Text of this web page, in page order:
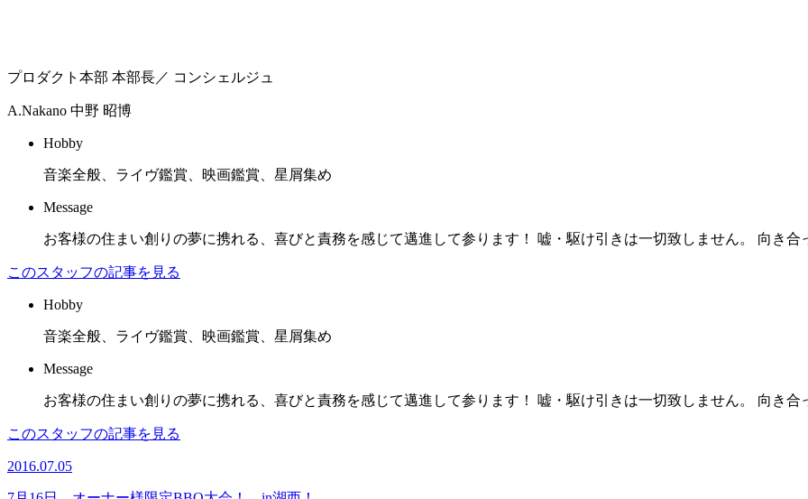
プロダクト本部 本部長／ コンシェルジュ
A.Nakano 中野 昭博
Hobby
音楽全般、ライヴ鑑賞、映画鑑賞、星屑集め
Message
お客様の住まい創りの夢に携れる、喜びと責務を感じて邁進して参ります！ 嘘・駆け引きは一切致しません。 向き合
このスタッフの記事を見る
Hobby
音楽全般、ライヴ鑑賞、映画鑑賞、星屑集め
Message
お客様の住まい創りの夢に携れる、喜びと責務を感じて邁進して参ります！ 嘘・駆け引きは一切致しません。 向き合
このスタッフの記事を見る
2016.07.05